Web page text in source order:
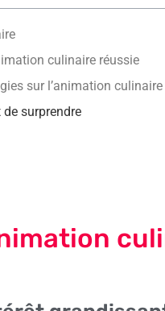
culinaire réussie
sur l’animation culinaire
surprendre